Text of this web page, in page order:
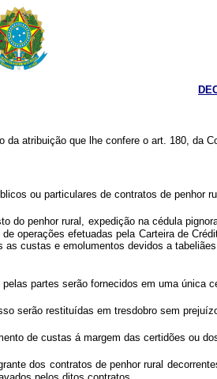
da atribuição que lhe confere o art. 180, da
ou particulares de contratos de penhor
do penhor rural, expedição na cédula
operações efetuadas pela Carteira de
as custas e emolumentos devidos a
partes serão fornecidos em uma única
serão restituídas em tresdobro sem
de custas á margem das certidões ou
dos contratos de penhor rural